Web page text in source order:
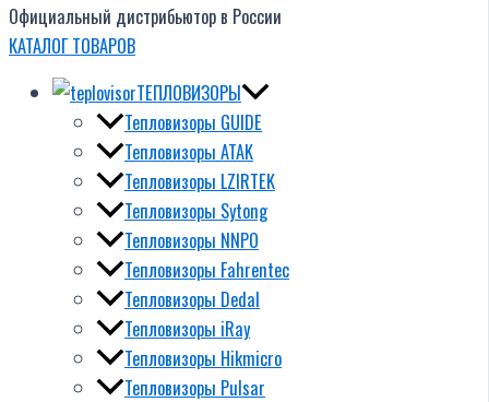
Официальный дистрибьютор в России
КАТАЛОГ ТОВАРОВ
ТЕПЛОВИЗОРЫ
Тепловизоры GUIDE
Тепловизоры ATAK
Тепловизоры LZIRTEK
Тепловизоры Sytong
Тепловизоры NNPO
Тепловизоры Fahrentec
Тепловизоры Dedal
Тепловизоры iRay
Тепловизоры Hikmicro
Тепловизоры Pulsar